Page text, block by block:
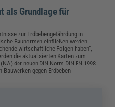
als Grundlage für
zur Erdbebengefährdung in
Baunormen einfließen werden.
wirtschaftliche Folgen haben“,
die aktualisierten Karten zum
der neuen DIN-Norm DIN EN 1998-
gegen Erdbeben